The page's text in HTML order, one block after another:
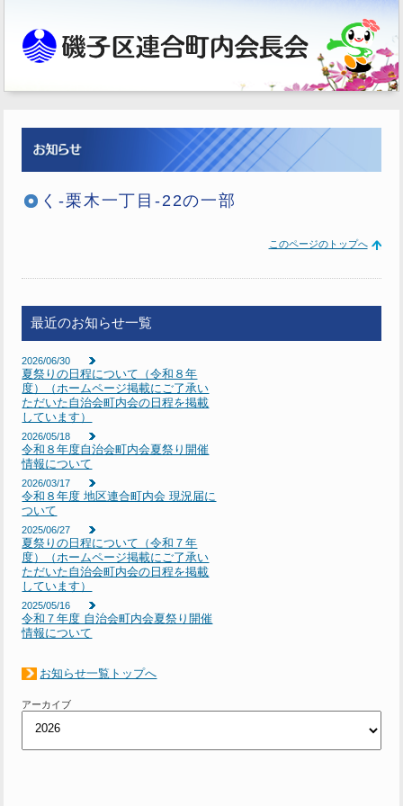
く-栗木一丁目-22の一部
このページのトップへ
最近のお知らせ一覧
2026/06/30
夏祭りの日程について（令和８年
度）（ホームページ掲載にご了承い
ただいた自治会町内会の日程を掲載
しています）
2026/05/18
令和８年度自治会町内会夏祭り開催
情報について
2026/03/17
令和８年度 地区連合町内会 現況届に
ついて
2025/06/27
夏祭りの日程について（令和７年
度）（ホームページ掲載にご了承い
ただいた自治会町内会の日程を掲載
しています）
2025/05/16
令和７年度 自治会町内会夏祭り開催
情報について
お知らせ一覧トップへ
アーカイブ